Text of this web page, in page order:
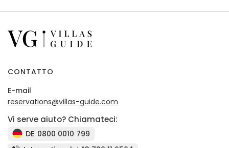
CONTATTO
E-mail
reservations@villas-guide.com
Vi serve aiuto? Chiamateci:
DE 0800 0010 799